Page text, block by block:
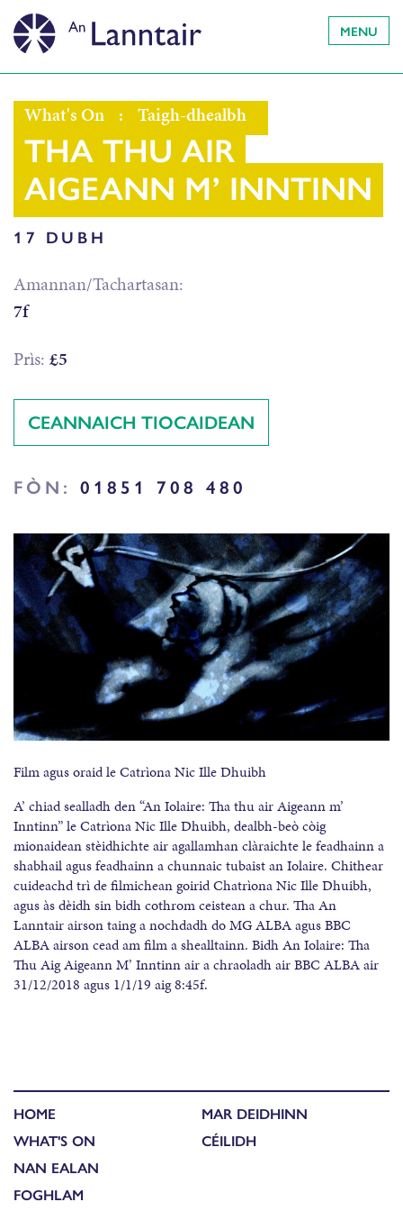
MENU
What's On : Taigh-dhealbh
THA THU AIR
AIGEANN M’ INNTINN
17 DUBH
Amannan/Tachartasan:
7f
Prìs: £5
CEANNAICH TIOCAIDEAN
FÒN: 01851 708 480
Film agus oraid le Catrìona Nic Ille Dhuibh
A’ chiad sealladh den “An Iolaire: Tha thu air Aigeann m’
Inntinn” le Catrìona Nic Ille Dhuibh, dealbh-beò còig
mionaidean stèidhichte air agallamhan clàraichte le feadhainn a
shabhail agus feadhainn a chunnaic tubaist an Iolaire. Chithear
cuideachd trì de filmichean goirid Chatrìona Nic Ille Dhuibh,
agus às dèidh sin bidh cothrom ceistean a chur. Tha An
Lanntair airson taing a nochdadh do MG ALBA agus BBC
ALBA airson cead am film a shealltainn. Bidh An Iolaire: Tha
Thu Aig Aigeann M’ Inntinn air a chraoladh air BBC ALBA air
31/12/2018 agus 1/1/19 aig 8:45f.
HOME
WHAT'S ON
NAN EALAN
FOGHLAM
MAR DEIDHINN
CÉILIDH